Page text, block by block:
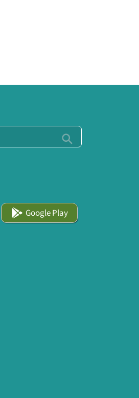
Google Play